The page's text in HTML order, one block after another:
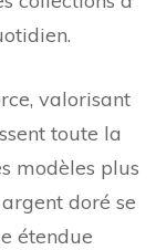
valorisant
toute la
modèles plus
doré se
étendue